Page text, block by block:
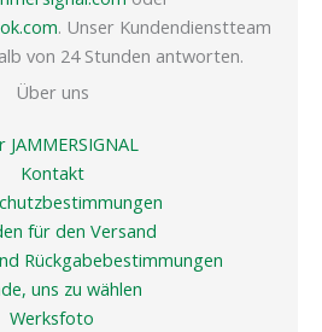
. Unser Kundendienstteam
von 24 Stunden antworten.
Über uns
JAMMERSIGNAL
Kontakt
für den Versand
Rückgabebestimmungen
uns zu wählen
Werksfoto